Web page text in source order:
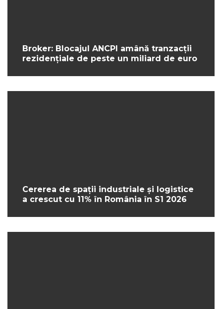
Broker: Blocajul ANCPI amână tranzacții
rezidențiale de peste un miliard de euro
Cererea de spații industriale și logistice
a crescut cu 11% în România în S1 2026